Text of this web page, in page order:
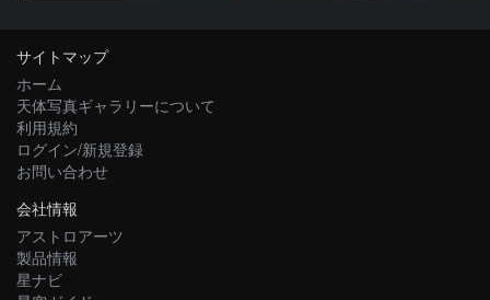
サイトマップ
ホーム
天体写真ギャラリーについて
利用規約
ログイン/新規登録
お問い合わせ
会社情報
アストロアーツ
製品情報
星ナビ